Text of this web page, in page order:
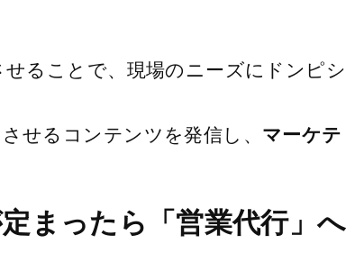
ることで、現場のニーズにドンピ
せるコンテンツを発信し、 マーケ
まったら「営業代行」へ